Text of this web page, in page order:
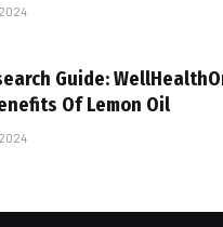
Guide:
Of Lemon Oil